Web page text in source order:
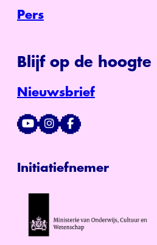
Pers
Blijf op de hoogte
Nieuwsbrief
Initiatiefnemer